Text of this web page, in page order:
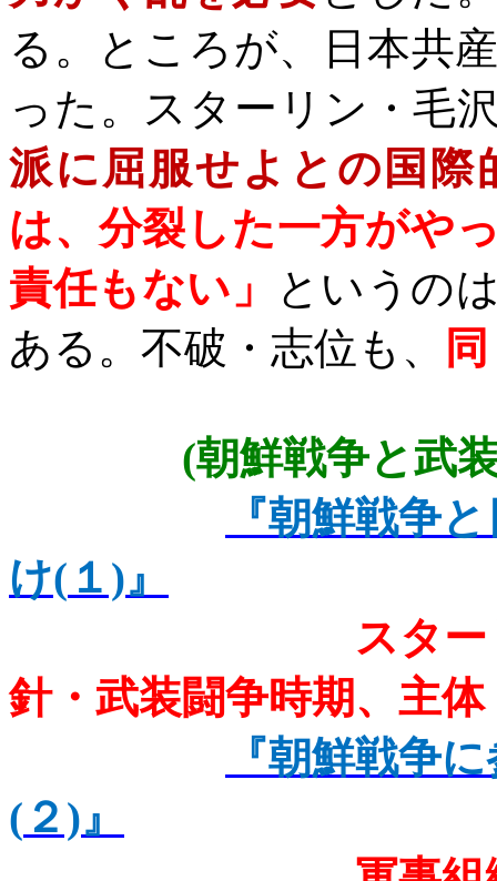
る。ところが、日本共
った。スターリン・毛
派に屈服せよとの国際
は、分裂した一方がや
責任もない」
というの
ある。不破・志位も、
(朝鮮戦争と武
『朝鮮戦争
け( １)』
スタ
針・武装闘争時期、主体
『朝鮮戦争
( ２)』